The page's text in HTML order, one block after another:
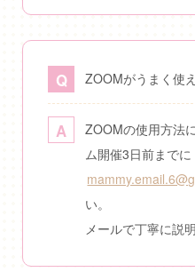
ZOOMがうまく使
ZOOMの使用方法
ム開催3日前までに
い。
メールで丁寧に説